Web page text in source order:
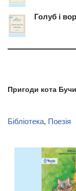
Голуб і
Пригоди кота
Бібліотека, Поезія